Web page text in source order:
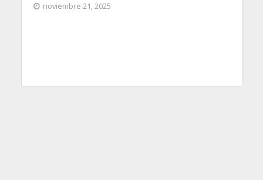
noviembre 21, 2025